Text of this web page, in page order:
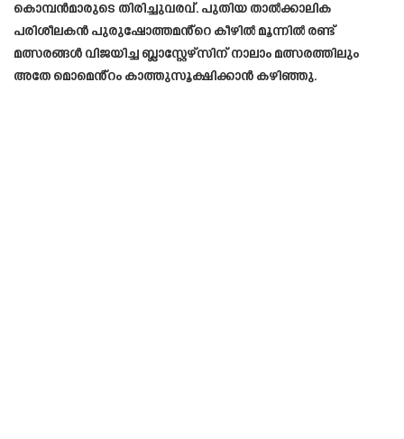
കൊമ്പൻമാരുടെ തിരിച്ചുവരവ്. പുതിയ താൽക്കാലിക
പരിശീലകൻ പുരുഷോത്തമൻ്റെ കീഴിൽ മൂന്നിൽ രണ്ട്
മത്സരങ്ങൾ വിജയിച്ച ബ്ലാസ്റ്റേഴ്സിന് നാലാം മത്സരത്തിലും
അതേ മൊമെൻ്റം കാത്തുസൂക്ഷിക്കാൻ കഴിഞ്ഞു.